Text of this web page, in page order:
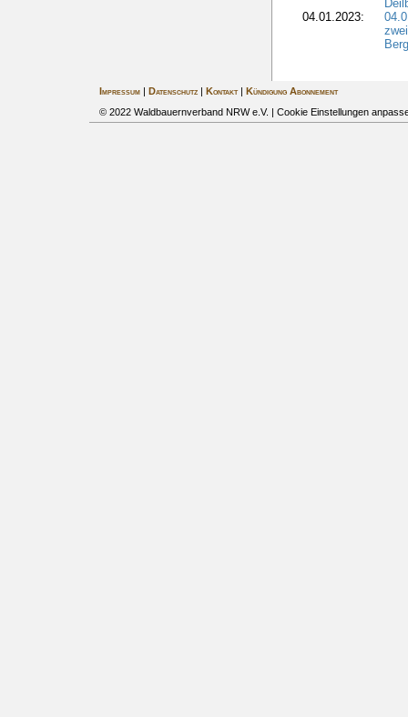
04.01.2023:
Impressum| Datenschutz| Kontakt|
Kündigung Abonnement
© 2022 Waldbauernverband NRW e.V. | Cookie Einstellungen